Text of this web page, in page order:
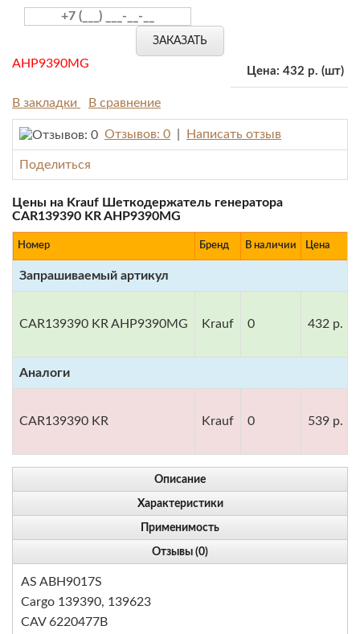
ЗАКАЗАТЬ
Цена: 432 р. (шт)
AHP9390MG
В закладки В сравнение
Отзывов: 0 Написать отзыв
Поделиться
Цены на Krauf Шеткодержатель генератора
CAR139390 KR AHP9390MG
Номер Бренд В наличии Цена
Запрашиваемый артикул
CAR139390 KR AHP9390MG Krauf 0 432 р.
Аналоги
CAR139390 KR Krauf 0 539 р.
Описание
Характеристики
Применимость
Отзывы (0)
AS ABH9017S
Cargo 139390, 139623
CAV 6220477B